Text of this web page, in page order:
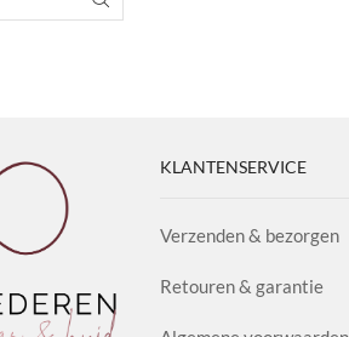
SEARCH
KLANTENSERVICE
Verzenden & bezorgen
Retouren & garantie